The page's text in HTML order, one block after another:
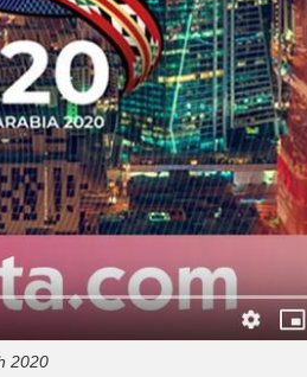
2020